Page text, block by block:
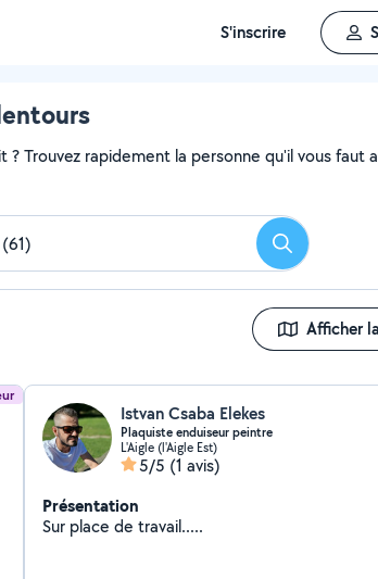
S'inscrire
Trouvez rapidement la personne qu'il vous faut
Rechercher
Afficher
Istvan Csaba Elekes
Plaquiste enduiseur peintre
L'Aigle (l'Aigle Est)
5/5 (1 avis)
Présentation
Sur place de travail.....